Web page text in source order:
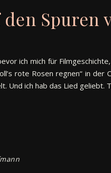
den Spuren
ich mich für
rote Rosen regnen“ in
Und ich hab das Lied geliebt.